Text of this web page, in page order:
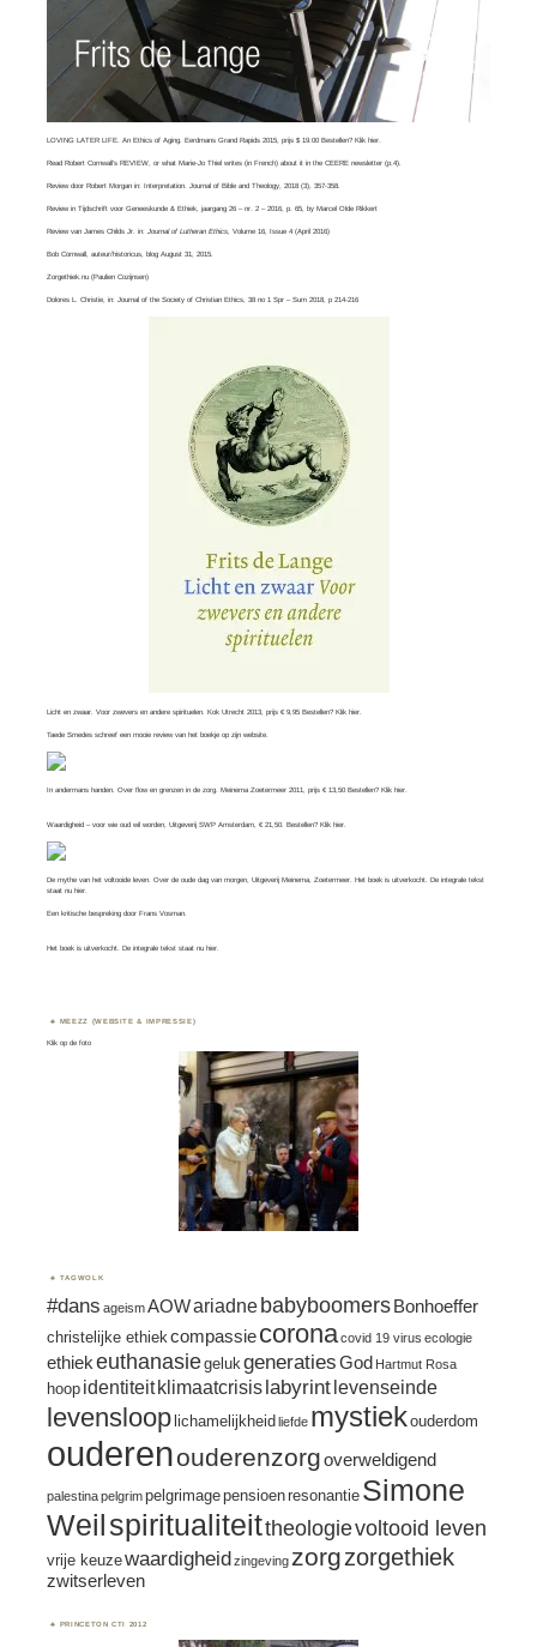
LOVING LATER LIFE. An Ethics of Aging. Eerdmans Grand Rapids 2015, prijs $ 19.00 Bestellen? Klikhier.
ReadRobert Cornwall’s REVIEW, or whatMarie-Jo Thiel writes (in French) about it in the CEERE newsletter (p.4).
Review door Robert Morgan in:Interpretation. Journal of Bible and Theology, 2018 (3), 357-358.
Review in Tijdschrift voor Geneeskunde & Ethiek, jaargang 26 – nr. 2 – 2016, p. 65, byMarcel Olde Rikkert
Review vanJames Childs Jr. in:Journal of Lutheran Ethics,Volume 16, Issue 4​ (April 2016)
Bob Cornwall, auteur/historicus, blog August 31, 2015.
Zorgethiek.nu (Paulien Cozijnsen)
Dolores L. Christie, in:Journal of the Society of Christian Ethics, 38 no 1 Spr – Sum 2018, p 214-216
Licht en zwaar. Voor zwevers en andere spirituelen. Kok Utrecht 2013, prijs € 9,95 Bestellen? Klikhier
Taede Smedes schreef een mooie review van het boekje op zijnwebsite
In andermans handen. Over flow en grenzen in de zorg. Meinema Zoetermeer 2011, prijs € 13,50 Bestellen? Klikhier
Waardigheid – voor wie oud wil worden, Uitgeverij SWP Amsterdam, € 21,50. Bestellen? Klikhier
De mythe van het voltooide leven. Over de oude dag van morgen, Uitgeverij Meinema, Zoetermeer. Het boek is uitverkocht. De integrale tekst
staat nuhier
Een kritische bespreking doorFrans Vosman
Het boek is uitverkocht. De integrale tekst staat nuhier.
MEEZZ (WEBSITE & IMPRESSIE)
Klik op de foto
TAGWOLK
#dans ageismAOWariadnebabyboomers Bonhoeffer
christelijke ethiek compassiecoronacovid 19 virus ecologie
ethiekeuthanasiegeluk generatiesGod Hartmut Rosa
hoop identiteit klimaatcrisislabyrint levenseinde
levensloop lichamelijkheid liefde mystiekouderdom
ouderenouderenzorgoverweldigend
palestinapelgrimpelgrimagepensioenresonantie Simone
Weilspiritualiteittheologievoltooid leven
vrije keuzewaardigheidzingeving zorgzorgethiek
zwitserleven
PRINCETON CTI 2012